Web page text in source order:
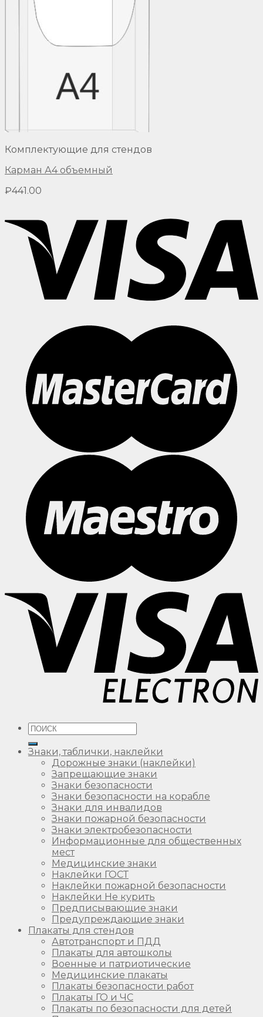
Комплектующие для стендов
Карман А4 объемный
₽441.00
Искать:
Знаки, таблички, наклейки
Дорожные знаки (наклейки)
Запрещающие знаки
Знаки безопасности
Знаки безопасности на корабле
Знаки для инвалидов
Знаки пожарной безопасности
Знаки электробезопасности
Информационные для общественных
мест
Медицинские знаки
Наклейки ГОСТ
Наклейки пожарной безопасности
Наклейки Не курить
Предписывающие знаки
Предупреждающие знаки
Плакаты для стендов
Автотранспорт и ПДД
Плакаты для автошколы
Военные и патриотические
Медицинские плакаты
Плакаты безопасности работ
Плакаты ГО и ЧС
Плакаты по безопасности для детей